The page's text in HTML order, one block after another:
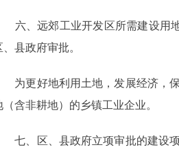
、远郊工业开发区所需建设用地
、县政府审批。
更好地利用土地，发展经济，保
（含非耕地）的乡镇工业企业。
、区、县政府立项审批的建设项